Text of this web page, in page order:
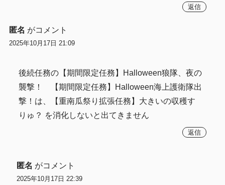
返信
匿名 がコメント
2025年10月17日 21:09
後続任務の【期間限定任務】Halloween狼隊、夜の
襲撃！ 【期間限定任務】Halloween海上護衛隊出
撃！は、【重南瓜祭り拡張任務】大きいの収穫す
りゅ？ を消化しないと出てきません
返信
匿名 がコメント
2025年10月17日 22:39